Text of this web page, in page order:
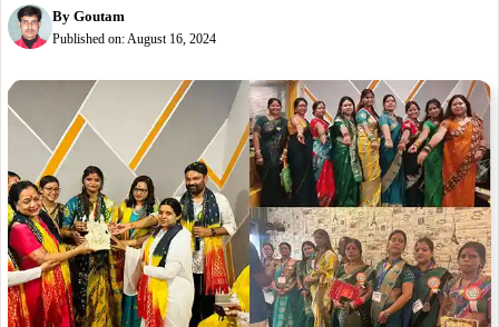
By Goutam
Published on: August 16, 2024